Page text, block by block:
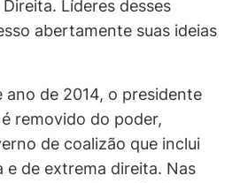
Líderes desses
abertamente suas ideias
ano de 2014, o presidente
removido do poder,
de coalizão que inclui
e de extrema direita. Nas